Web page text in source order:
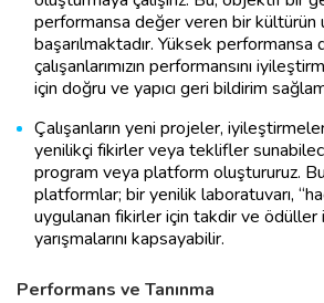
performansa değer veren bir kültürün
başarılmaktadır. Yüksek performansa
çalışanlarımızın performansını
için doğru ve yapıcı geri bildirim
Çalışanların yeni projeler,
yenilikçi fikirler veya teklifler
program veya platform oluştururuz.
platformlar; bir yenilik laboratuvarı,
uygulanan fikirler için takdir ve ödüller
yarışmalarını kapsayabilir.
Performans ve Tanınma